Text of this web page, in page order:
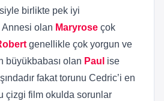
birlikte pek iyi
olan Maryrose çok
genellikle çok yorgun ve
büyükbabası olan Paul ise
fakat torunu Cedric’i en
çizgi film okulda sorunlar